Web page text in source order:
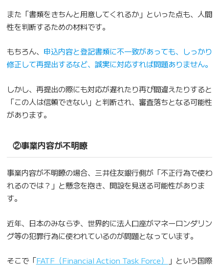
また「書類をきちんと用意してくれるか」といった点も、人間
性を判断するための材料です。
もちろん、 申込内容と登記書類に不一致があっても、しっかり
修正して再提出するなど、誠実に対応すれば問題ありません。
しかし、再提出の際にも対応が遅れたり再び間違えたりすると
「この人は信頼できない」と判断され、審査落ちとなる可能性
があります。
②事業内容が不明瞭
事業内容が不明瞭の場合、三井住友銀行側が「不正行為で使わ
れるのでは？」と懸念を抱き、開設を見送る可能性がありま
す。
近年、日本のみならず、世界的に法人口座がマネーロンダリン
グ等の犯罪行為に使われているのが問題となっています。
そこで「FATF（Financial Action Task Force）
」という国際